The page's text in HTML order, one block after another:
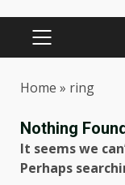
PRIMARY
Home » ring
Nothing
It seems we
Perhaps